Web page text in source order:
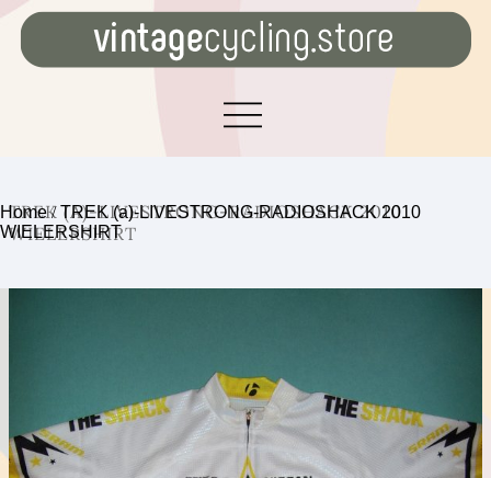
TREK (A)-LIVESTRONG-RADIOSHACK 2010
WIELERSHIRT
Home/TREK (a)-LIVESTRONG-RADIOSHACK 2010
WIELERSHIRT